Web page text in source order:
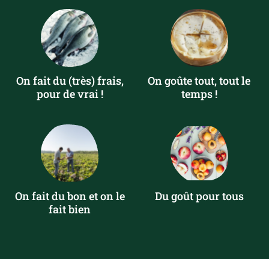
On fait du (très) frais,
pour de vrai !
On goûte tout, tout le
temps !
On fait du bon et on le
fait bien
Du goût pour tous